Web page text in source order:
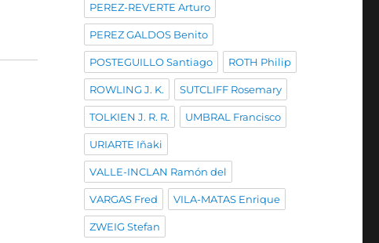
PEREZ-REVERTE Arturo
PEREZ GALDOS Benito
POSTEGUILLO Santiago ROTH Philip
ROWLING J. K. SUTCLIFF Rosemary
TOLKIEN J. R. R. UMBRAL Francisco
URIARTE Iñaki
VALLE-INCLAN Ramón del
VARGAS Fred VILA-MATAS Enrique
ZWEIG Stefan